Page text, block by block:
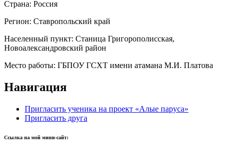
Страна: Россия
Регион: Ставропольский край
Населенный пункт: Станица Григорополисская,
Новоалександровский район
Место работы: ГБПОУ ГСХТ имени атамана М.И. Платова
Навигация
Пригласить ученика на проект «Алые паруса»
Пригласить друга
Ссылка на мой мини-сайт: